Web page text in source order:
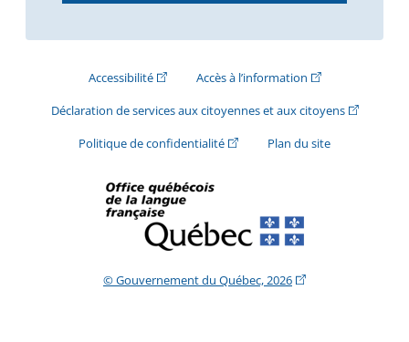
Accessibilité(Cet hyperlien externe s'ouvrira dans une
Accès à l’information(Cet hyperlien
Déclaration de services aux citoyennes et aux citoyens(Cet
Politique de confidentialité(Cet hyperlien externe s'ouvrira
Plan du site
© Gouvernement du Québec, 2026(Cet hyperlien